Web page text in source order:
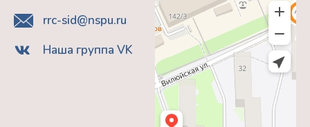
rrc-sid@nspu.ru
Наша группа VK